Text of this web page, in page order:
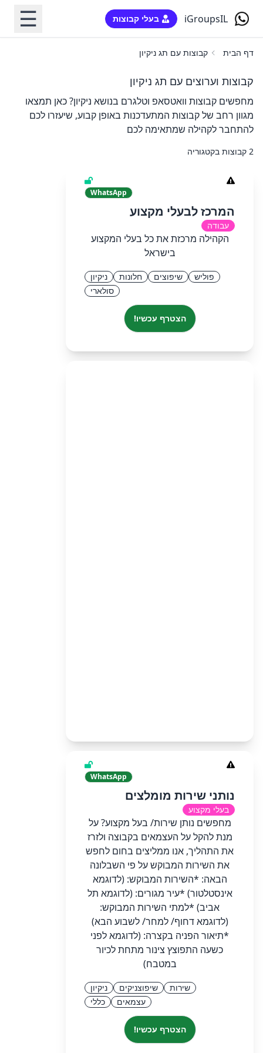
iGroupsIL בעלי קבוצות ☰
דף הבית קבוצות עם תג ניקיון
קבוצות וערוצים עם תג ניקיון
מחפשים קבוצות וואטסאפ וטלגרם בנושא ניקיון? כאן תמצאו
מגוון רחב של קבוצות המתעדכנות באופן קבוע, שיעזרו לכם
להתחבר לקהילה שמתאימה לכם
2 קבוצות בקטגוריה
WhatsApp
המרכז לבעלי מקצוע
עבודה
הקהילה מרכזת את כל בעלי המקצוע
בישראל
פוליש שיפוצים חלונות
ניקיון
סולארי
הצטרף עכשיו!
WhatsApp
נותני שירות מומלצים
בעלי מקצוע
מחפשים נותן שירות/ בעל מקצוע? על
מנת להקל על העצמאים בקבוצה ולזרז
את התהליך, אנו ממליצים בחום לחפש
את השירות המבוקש על פי השבלונה
הבאה: *השירות המבוקש: (לדוגמא
אינסטלטור) *עיר מגורים: (לדוגמא תל
אביב) *למתי השירות המבוקש:
(לדוגמא דחוף/ למחר/ לשבוע הבא)
*תיאור הפניה בקצרה: (לדוגמא לפני
כשעה התפוצץ צינור מתחת לכיור
במטבח)
שירות שיפוצניקים
ניקיון
עצמאים
כללי
הצטרף עכשיו!